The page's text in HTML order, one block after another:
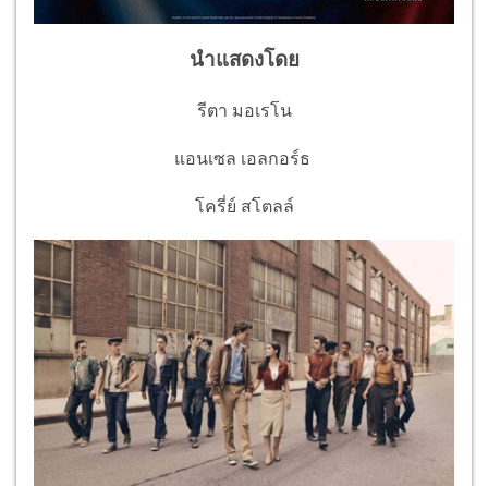
นำแสดงโดย
รีตา มอเรโน
แอนเซล เอลกอร์ธ
โครี่ย์ สโตลล์